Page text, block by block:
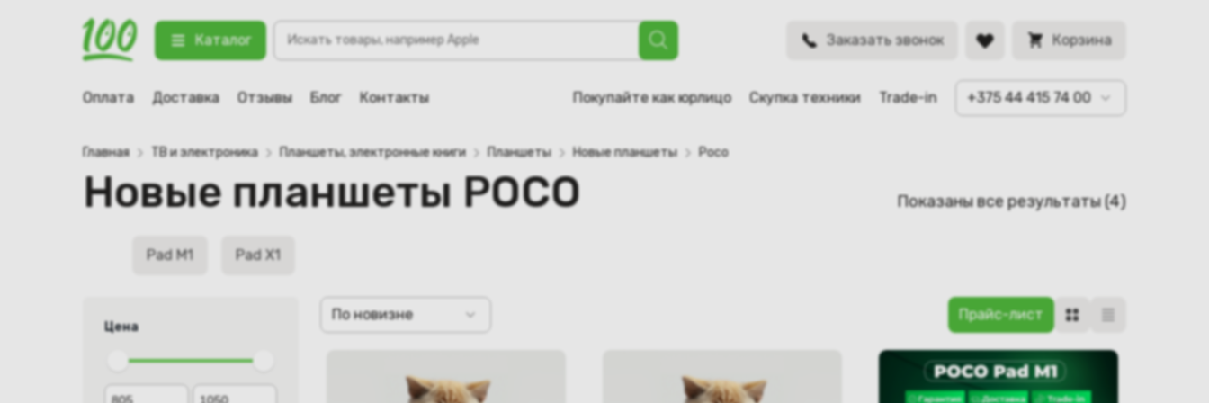
Каталог
товаров
Заказать звонок Корзина
Оплата Доставка Отзывы Блог Контакты Покупайте как юрлицо Скупка техники Trade-in +375 44 415 74 00
Главная ТВ и электроника Планшеты, электронные книги Планшеты Новые планшеты Poco
Новые планшеты POCO Показаны все результаты (4)
Pad M1 Pad X1
Цена
По новизне